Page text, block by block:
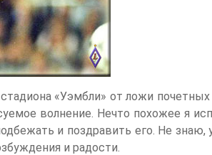
«Уэмбли» от ложи почетных
волнение. Нечто похожее я
и поздравить его. Не знаю,
и радости.